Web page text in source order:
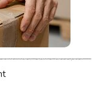
sans accepter
le bon